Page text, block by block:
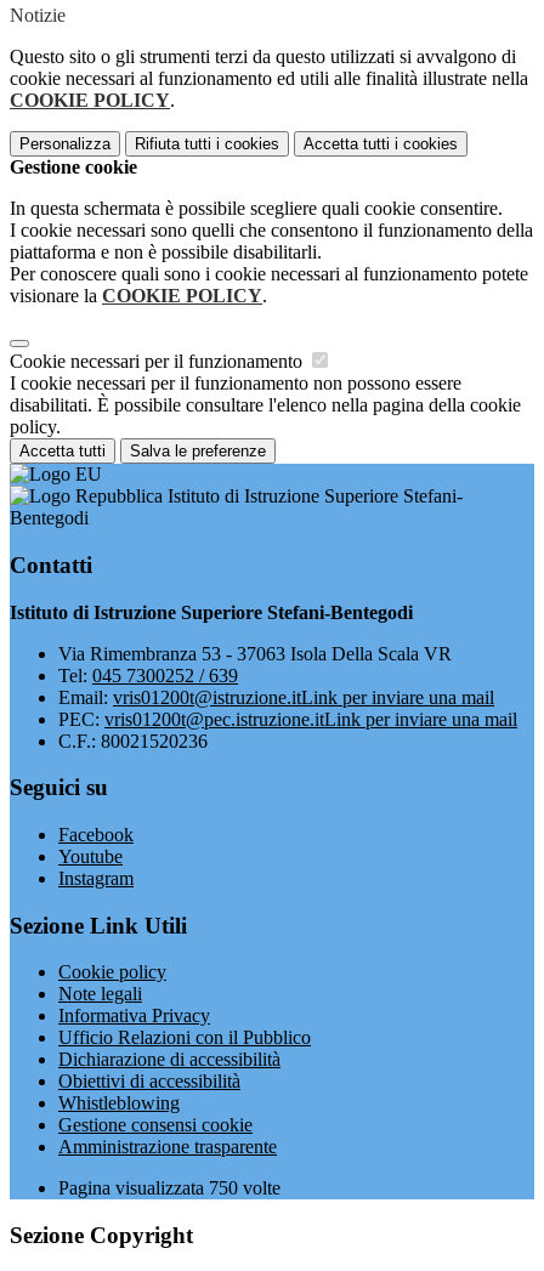
Notizie
Questo sito o gli strumenti terzi da questo utilizzati si avvalgono di
cookie necessari al funzionamento ed utili alle finalità illustrate nella
COOKIE POLICY.
Personalizza Rifiuta tutti i cookies Accetta tutti i cookies
Gestione cookie
In questa schermata è possibile scegliere quali cookie consentire.
I cookie necessari sono quelli che consentono il funzionamento della
piattaforma e non è possibile disabilitarli.
Per conoscere quali sono i cookie necessari al funzionamento potete
visionare la COOKIE POLICY.
Cookie necessari per il funzionamento
I cookie necessari per il funzionamento non possono essere
disabilitati. È possibile consultare l'elenco nella pagina della cookie
policy.
Accetta tutti Salva le preferenze
Istituto di Istruzione Superiore Stefani-
Bentegodi
Contatti
Istituto di Istruzione Superiore Stefani-Bentegodi
Via Rimembranza 53 - 37063 Isola Della Scala VR
Tel: 045 7300252 / 639
Email: vris01200t@istruzione.itLink per inviare una mail
PEC: vris01200t@pec.istruzione.itLink per inviare una mail
C.F.: 80021520236
Seguici su
Facebook
Youtube
Instagram
Sezione Link Utili
Cookie policy
Note legali
Informativa Privacy
Ufficio Relazioni con il Pubblico
Dichiarazione di accessibilità
Obiettivi di accessibilità
Whistleblowing
Gestione consensi cookie
Amministrazione trasparente
Pagina visualizzata 750 volte
Sezione Copyright